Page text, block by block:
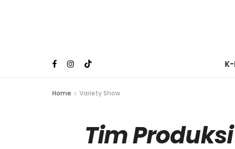
Home Variety Show
Tim